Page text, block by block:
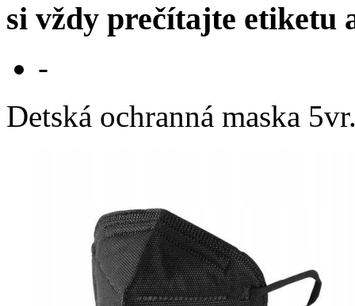
si vždy prečítajte etiketu
-
Detská ochranná maska